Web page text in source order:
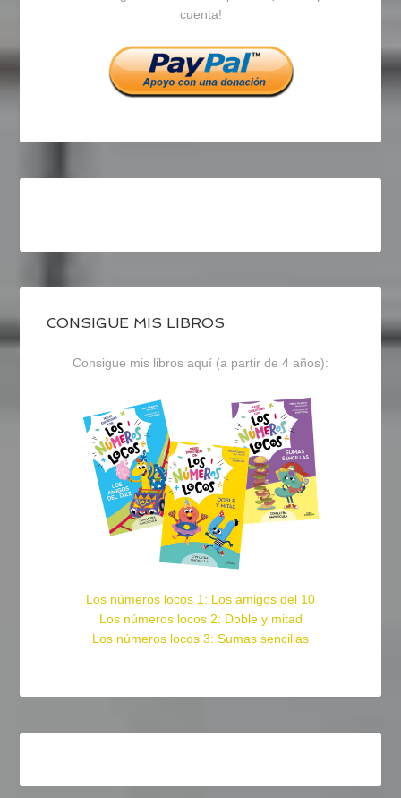
Facebook
Twitter
Instagram
cuenta!
CONSIGUE MIS LIBROS
Consigue mis libros aquí (a partir de 4 años):
Los números locos 1: Los amigos del 10
Los números locos 2: Doble y mitad
Los números locos 3: Sumas sencillas